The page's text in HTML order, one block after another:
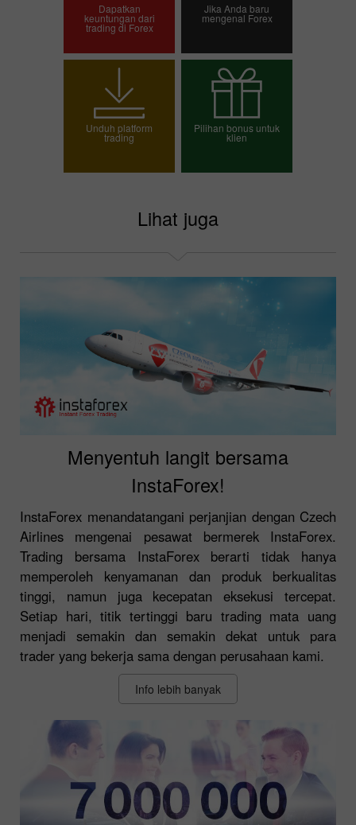
Dapatkan
keuntungan dari
trading di Forex
Jika Anda baru
mengenal Forex
Buka akun demo
Unduh platform
trading
Pilihan bonus untuk
klien
Lihat juga
Menyentuh langit bersama
InstaForex!
InstaForex menandatangani perjanjian dengan Czech
Airlines mengenai pesawat bermerek InstaForex.
Trading bersama InstaForex berarti tidak hanya
memperoleh kenyamanan dan produk berkualitas
tinggi, namun juga kecepatan eksekusi tercepat.
Setiap hari, titik tertinggi baru trading mata uang
menjadi semakin dan semakin dekat untuk para
trader yang bekerja sama dengan perusahaan kami.
Info lebih banyak